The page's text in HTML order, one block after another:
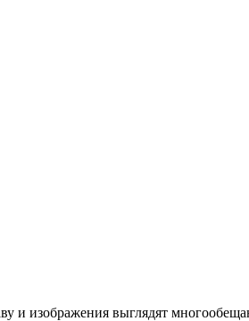
и изображения выглядят